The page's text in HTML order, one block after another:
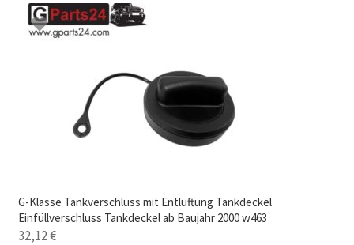
G-Klasse Tankverschluss mit Entlüftung Tankdeckel
Einfüllverschluss Tankdeckel ab Baujahr 2000 w463
32,12€